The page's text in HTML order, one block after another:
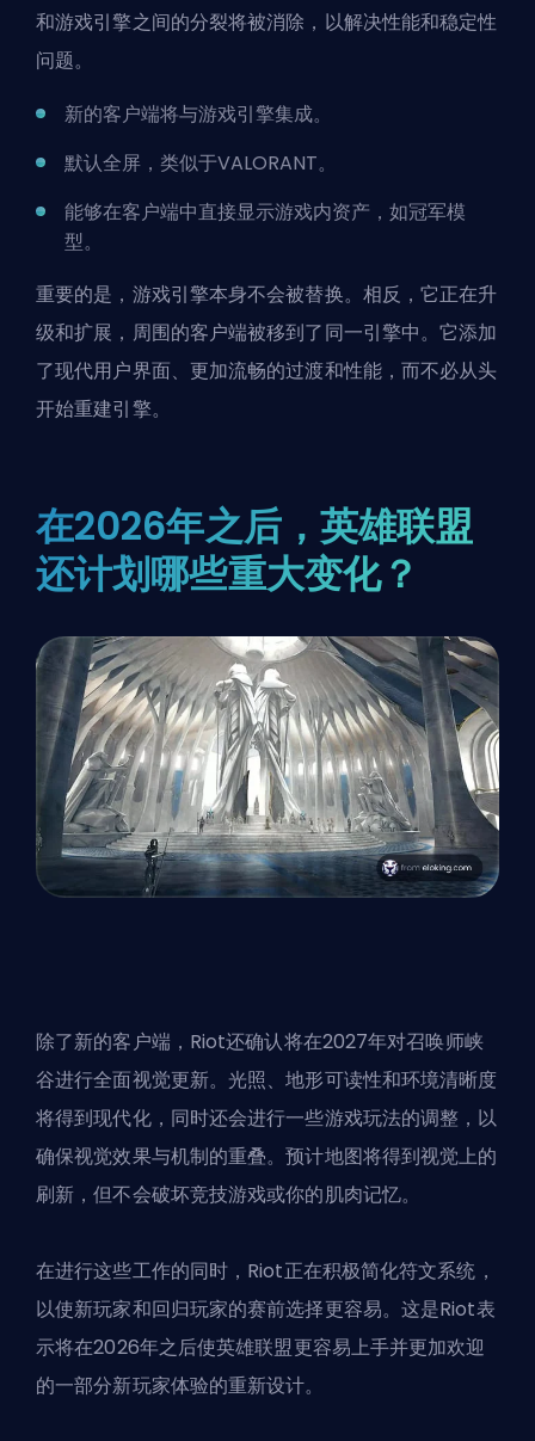
和游戏引擎之间的分裂将被消除，以解决性能和稳定性
问题。
新的客户端将与游戏引擎集成。
默认全屏，类似于VALORANT。
能够在客户端中直接显示游戏内资产，如冠军模
型。
重要的是，游戏引擎本身不会被替换。相反，它正在升
级和扩展，周围的客户端被移到了同一引擎中。它添加
了现代用户界面、更加流畅的过渡和性能，而不必从头
开始重建引擎。
在2026年之后，英雄联盟
还计划哪些重大变化？
除了新的客户端，Riot还确认将在2027年对召唤师峡
谷进行全面视觉更新。光照、地形可读性和环境清晰度
将得到现代化，同时还会进行一些游戏玩法的调整，以
确保视觉效果与机制的重叠。预计地图将得到视觉上的
刷新，但不会破坏竞技游戏或你的肌肉记忆。
在进行这些工作的同时，Riot正在积极简化符文系统，
以使新玩家和回归玩家的赛前选择更容易。这是Riot表
示将在2026年之后使英雄联盟更容易上手并更加欢迎
的一部分新玩家体验的重新设计。